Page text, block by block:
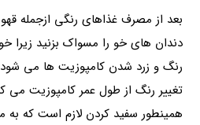
بعد از مصرف غذاهای رنگی ازجمله
دندان های خو را مسواک بزنید زیرا
رنگ و زرد شدن کامپوزیت ها می
تغییر رنگ از طول عمر کامپوزیت می
همینطور سفید کردن لازم است که